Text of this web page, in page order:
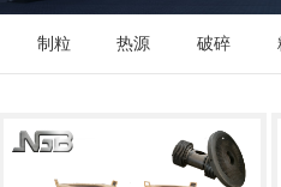
制粒 热源 破碎